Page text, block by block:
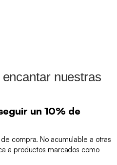
nuestras
un 10% de
compra. No acumulable a otras
a productos marcados como